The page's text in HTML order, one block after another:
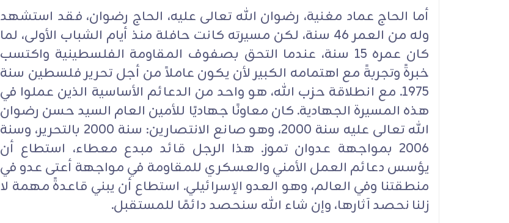
أما الحاج عماد مغنية، رضوان الله تعالى عليه، الحاج رضوان، فقد استشهد
وله من العمر 46 سنة، لكن ‏مسيرته كانت ‏حافلة منذ أيام الشباب الأولى، لما
كان عمره 15 سنة، عندما التحق بصفوف المقاومة ‏الفلسطينية واكتسب
خبرةً وتجربةً ‏مع اهتمامه الكبير لأن يكون عاملاً من أجل تحرير فلسطين سنة
‏‏1975. مع انطلاقة حزب الله، هو واحد من الدعائم ‏الأساسية الذين عملوا في
هذه المسيرة الجهادية. ‏كان معاونًا جهاديًا للأمين العام السيد حسن رضوان
الله تعالى عليه سنة ‏‏2000، وهو صانع ‏الانتصارين: سنة 2000 بالتحرير، وسنة
2006 بمواجهة عدوان تموز. هذا الرجل قائد مبدع معطاء، ‏‏استطاع أن
يؤسس دعائم العمل الأمني والعسكري للمقاومة في مواجهة أعتى عدو في
منطقتنا وفي ‏العالم، وهو العدو ‏الإسرائيلي. استطاع أن يبني قاعدةً مهمة لا
زلنا نحصد آثارها، وإن شاء الله سنحصد ‏دائمًا للمستقبل.‏